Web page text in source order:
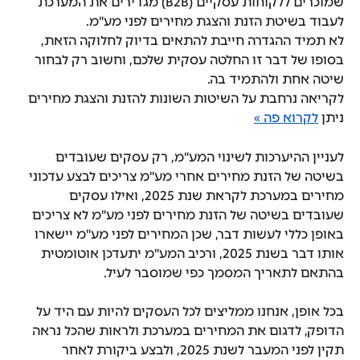
לעבוד בשיטת הזנת והצגת מחירים לפני מע"מ.
לא תמיד ההגדרה חייבת להתאים בדיוק לחלוקה הזאת,
בסופו של דבר זו החלטה עסקית שלכם, וחשוב רק לבחור
שיטה אחת ולהתמיד בה.
לקריאה נרחבת על השיטות השונות להזנת והצגת מחירים
ניתן לקרוא פה »
לעניין ההיערכות לשינוי המע"מ, רק עסקים שעובדים
בשיטה של הזנת מחירים אחרי מע"מ צריכים לבצע עדכוני
מחירים במערכת לקראת שנת 2025, ואילו עסקים
שעובדים בשיטה של הזנת מחירים לפני מע"מ לא צריכים
באופן כללי לעשות דבר, שכן המחירים לפני מע"מ יישארו
אותו דבר בשנת 2025, ורכיב המע"מ יתעדכן אוטומטית
בהתאם לתאריך המסמך כפי שמוסבר לעיל.
בכל אופן, אנחנו ממליצים לכל העסקים להיות עם היד על
הדופק, לדגום את המחירים במערכת ולראות שהכל נראה
תקין לפני המעבר לשנת 2025, ולבצע ביקורת לאחר